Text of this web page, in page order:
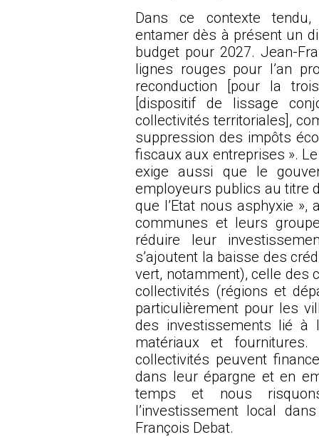
Dans ce contexte
entamer dès à présent un
budget pour 2027. Jean-
lignes rouges pour l’an
reconduction [pour la
[dispositif de lissage
collectivités territoriales],
suppression des impôts
fiscaux aux entreprises ».
exige aussi que le
employeurs publics au titre
que l’Etat nous asphyxie
communes et leurs
réduire leur
s’ajoutent la baisse des
vert, notamment), celle des
collectivités (régions et
particulièrement pour les
des investissements lié à
matériaux et
collectivités peuvent
dans leur épargne et en
temps et nous
l’investissement local
François Debat.